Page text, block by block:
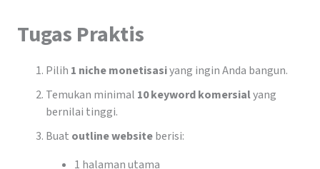
Tugas Praktis
Pilih 1 niche monetisasiyang ingin Anda bangun.
Temukan minimal 10 keyword komersialyang
bernilai tinggi.
Buat outline websiteberisi:
1 halaman utama